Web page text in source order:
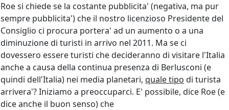
Roe si chiede se la costante pubblicita' (negativa, ma pur
sempre pubblicita') che il nostro licenzioso Presidente del
Consiglio ci procura portera' ad un aumento o a una
diminuzione di turisti in arrivo nel 2011. Ma se ci
dovessero essere turisti che decideranno di visitare l'Italia
anche a causa della continua presenza di Berlusconi (e
quindi dell'Italia) nei media planetari, quale tipo di turista
arrivera'? Iniziamo a preoccuparci. E' possibile, dice Roe (e
dice anche il buon senso) che